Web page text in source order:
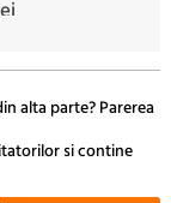
alta parte? Parerea
si contine